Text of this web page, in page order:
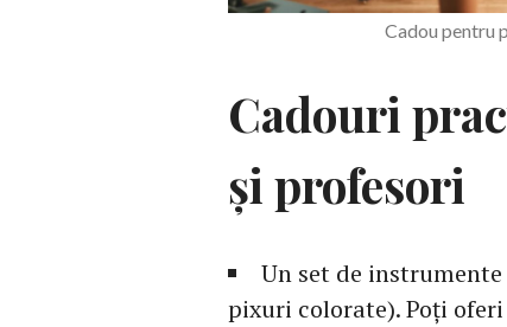
Cadou pentru
Cadouri
și profesori
Un set de
pixuri colorate). Poți